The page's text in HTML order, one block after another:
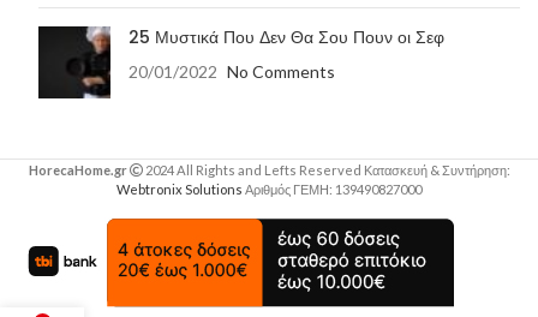
25 Μυστικά Που Δεν Θα Σου Πουν οι Σεφ
20/01/2022 No Comments
HorecaHome.gr
2024 All Rights and Lefts Reserved Κατασκευή & Συντήρηση:
Webtronix Solutions Αριθμός ΓΕΜΗ: 139490827000